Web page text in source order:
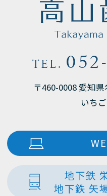
TEL.
〒460-0008 愛知
いち
地下鉄
地下鉄 矢